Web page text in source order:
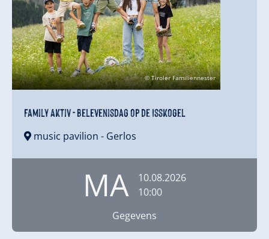
© Tiroler Familiennester
Family Aktiv - Belevenisdag op de Isskogel
music pavilion - Gerlos
MA
10.08.2026
10:00
Gegevens